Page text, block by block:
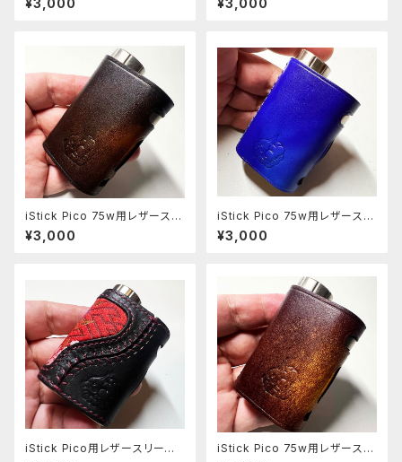
¥3,000 ¥3,000
iStick Pico 75w用レザースリ
ーブ [405-pc]
¥3,000
iStick Pico 75w用レザースリ
ーブ [313-pc]
¥3,000
iStick Pico用レザースリーブ
iStick Pico 75w用レザースリ